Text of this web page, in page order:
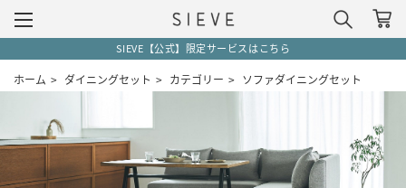
SIEVE【公式】限定サービスはこちら
ホーム > ダイニングセット > カテゴリー > ソファダイニングセット